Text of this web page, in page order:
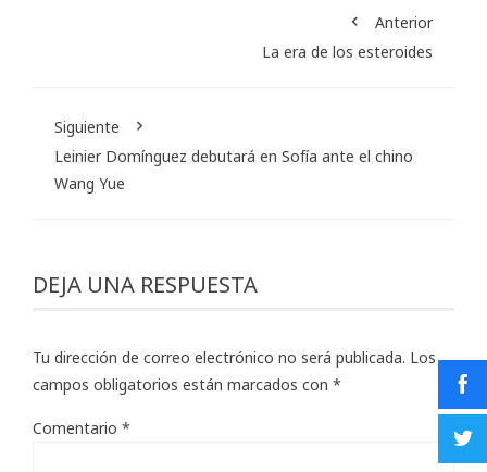
Anterior
La era de los esteroides
Siguiente
Leinier Domínguez debutará en Sofía ante el chino
Wang Yue
DEJA UNA RESPUESTA
Tu dirección de correo electrónico no será publicada. Los
campos obligatorios están marcados con *
Comentario *